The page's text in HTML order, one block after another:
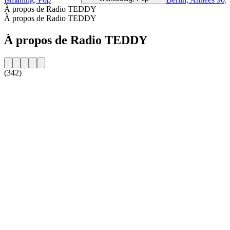
À propos de Radio TEDDY
À propos de Radio TEDDY
À propos de Radio TEDDY
(342)